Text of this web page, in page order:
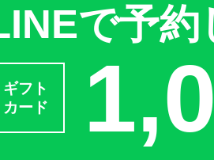
で予約
ギフト
カード